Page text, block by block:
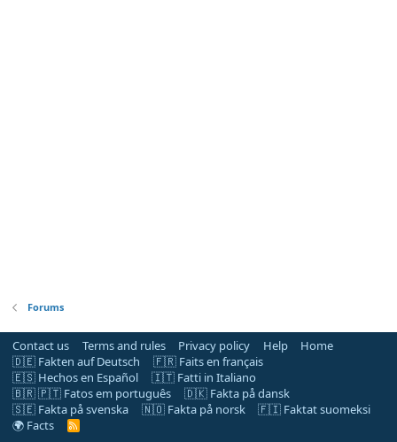
Forums
Contact us Terms and rules Privacy policy Help
Home
🇩🇪 Fakten auf Deutsch
🇫🇷 Faits en français
🇪🇸 Hechos en Español
🇮🇹 Fatti in Italiano
🇧🇷 🇵🇹 Fatos em português
🇩🇰 Fakta på dansk
🇸🇪 Fakta på svenska
🇳🇴 Fakta på norsk
🇫🇮 Faktat suomeksi
🌍 Facts
R